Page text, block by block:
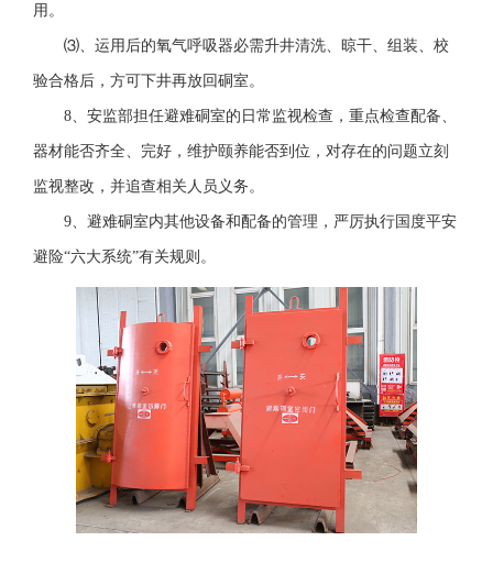
用。
⑶、运用后的氧气呼吸器必需升井清洗、晾干、组装、校
验合格后，方可下井再放回硐室。
8、安监部担任避难硐室的日常监视检查，重点检查配备、
器材能否齐全、完好，维护颐养能否到位，对存在的问题立刻
监视整改，并追查相关人员义务。
9、避难硐室内其他设备和配备的管理，严厉执行国度平安
避险“六大系统”有关规则。